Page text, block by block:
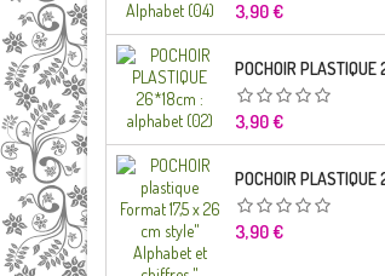
Prix
3,90 €
Prix
3,90 €
Prix
3,90 €